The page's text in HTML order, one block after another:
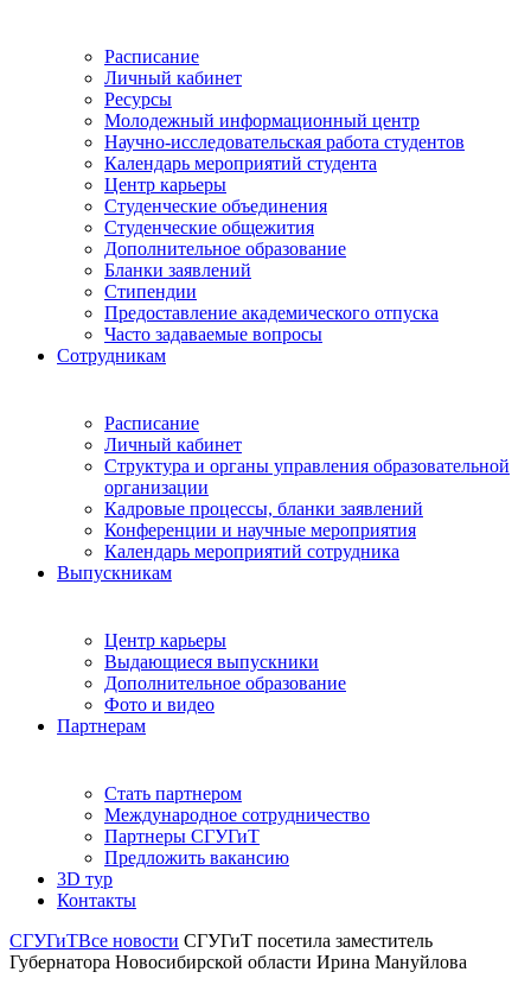
Расписание
Личный кабинет
Ресурсы
Молодежный информационный центр
Научно-исследовательская работа студентов
Календарь мероприятий студента
Центр карьеры
Студенческие объединения
Студенческие общежития
Дополнительное образование
Бланки заявлений
Стипендии
Предоставление академического отпуска
Часто задаваемые вопросы
Сотрудникам
Расписание
Личный кабинет
Структура и органы управления образовательной
организации
Кадровые процессы, бланки заявлений
Конференции и научные мероприятия
Календарь мероприятий сотрудника
Выпускникам
Центр карьеры
Выдающиеся выпускники
Дополнительное образование
Фото и видео
Партнерам
Стать партнером
Международное сотрудничество
Партнеры СГУГиТ
Предложить вакансию
3D тур
Контакты
СГУГиТВсе новости СГУГиТ посетила заместитель
Губернатора Новосибирской области Ирина Мануйлова